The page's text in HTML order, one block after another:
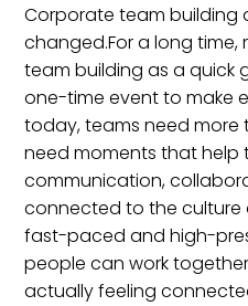
Corporate team building
changed.For a long
team building as a quick
one-time event to make
today, teams need more
need moments that help
communication,
connected to the culture
fast-paced and high-
people can work
actually feeling